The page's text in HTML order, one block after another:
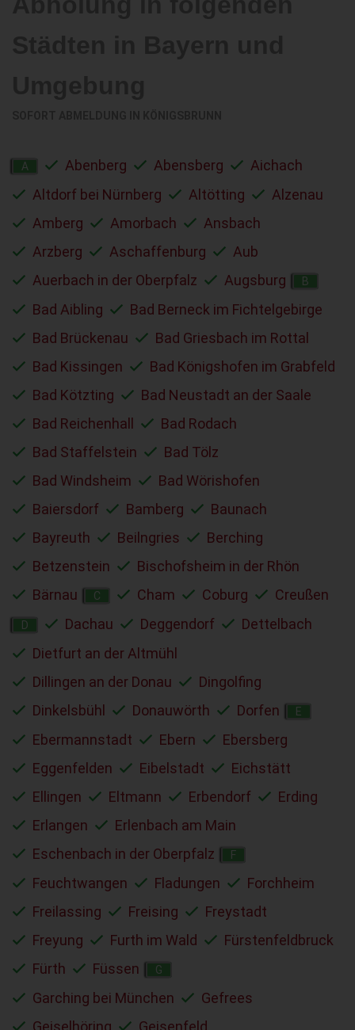
A Abenberg Abensberg
Aichach
Altdorf bei Nürnberg
Altötting
Alzenau
Amberg
Amorbach
Ansbach
Arzberg
Aschaffenburg
Aub
Auerbach in der Oberpfalz
Augsburg B
Bad Aibling
Bad Berneck im Fichtelgebirge
Bad Brückenau
Bad Griesbach im Rottal
Bad Kissingen
Bad Königshofen im Grabfeld
Bad Kötzting
Bad Neustadt an der Saale
Bad Reichenhall
Bad Rodach
Bad Staffelstein
Bad Tölz
Bad Windsheim
Bad Wörishofen
Baiersdorf
Bamberg
Baunach
Bayreuth
Beilngries
Berching
Betzenstein
Bischofsheim in der Rhön
Bärnau
C Cham Coburg Creußen
D Dachau Deggendorf
Dettelbach
Dietfurt an der Altmühl
Dillingen an der Donau
Dingolfing
Dinkelsbühl
Donauwörth Dorfen E
Ebermannstadt Ebern
Ebersberg
Eggenfelden
Eibelstadt
Eichstätt
Ellingen
Eltmann Erbendorf
Erding
Erlangen
Erlenbach am Main
Eschenbach in der Oberpfalz
F
Feuchtwangen Fladungen
Forchheim
Freilassing
Freising
Freystadt
Freyung
Furth im Wald
Fürstenfeldbruck
Fürth
Füssen G
Garching bei München
Gefrees
Geiselhöring
Geisenfeld